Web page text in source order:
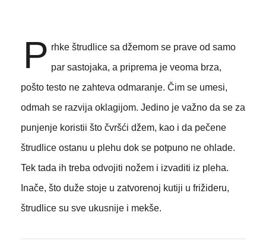
P rhke štrudlice sa džemom se prave od samo
par sastojaka, a priprema je veoma brza,
pošto testo ne zahteva odmaranje. Čim se umesi,
odmah se razvija oklagijom. Jedino je važno da se za
punjenje koristii što čvršći džem, kao i da pečene
štrudlice ostanu u plehu dok se potpuno ne ohlade.
Tek tada ih treba odvojiti nožem i izvaditi iz pleha.
Inače, što duže stoje u zatvorenoj kutiji u frižideru,
štrudlice su sve ukusnije i mekše.